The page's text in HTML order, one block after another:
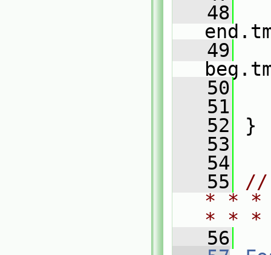
   48
   49
   50
   51
   52
}
   53
   54
   55
//
* * *
* *
   56